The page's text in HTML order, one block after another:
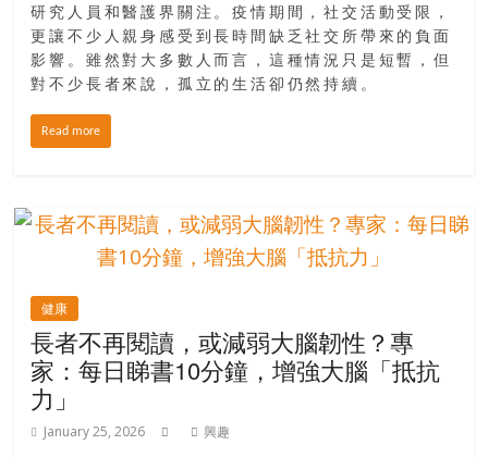
創
人
生
下
半
歷
入
50
歲
以
後，
迎
研究人員和醫護界關注。疫情期間，社交活動受限，
更讓不少人親身感受到長時間缺乏社交所帶來的負面
影響。雖然對大多數人而言，這種情況只是短暫，但
對不少長者來說，孤立的生活卻仍然持續。
Read more
健康
長者不再閱讀，或減弱大腦韌性？專
家：每日睇書10分鐘，增強大腦「抵抗
力」
January 25, 2026 興趣